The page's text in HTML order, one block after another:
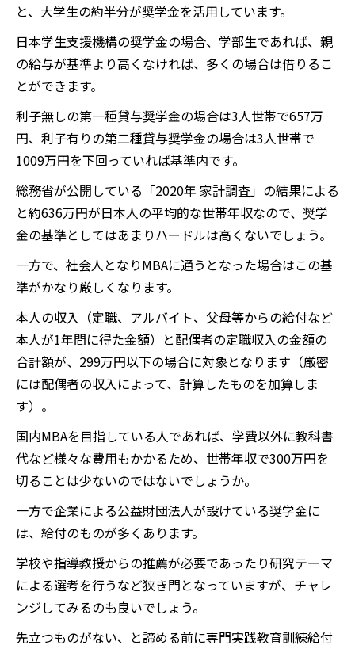
と、大学生の約半分が奨学金を活用しています。
日本学生支援機構の奨学金の場合、学部生であれば、親
の給与が基準より高くなければ、多くの場合は借りるこ
とができます。
利子無しの第一種貸与奨学金の場合は3人世帯で657万
円、利子有りの第二種貸与奨学金の場合は3人世帯で
1009万円を下回っていれば基準内です。
総務省が公開している「2020年 家計調査」の結果による
と約636万円が日本人の平均的な世帯年収なので、奨学
金の基準としてはあまりハードルは高くないでしょう。
一方で、社会人となりMBAに通うとなった場合はこの基
準がかなり厳しくなります。
本人の収入（定職、アルバイト、父母等からの給付など
本人が1年間に得た金額）と配偶者の定職収入の金額の
合計額が、299万円以下の場合に対象となります（厳密
には配偶者の収入によって、計算したものを加算しま
す）。
国内MBAを目指している人であれば、学費以外に教科書
代など様々な費用もかかるため、世帯年収で300万円を
切ることは少ないのではないでしょうか。
一方で企業による公益財団法人が設けている奨学金に
は、給付のものが多くあります。
学校や指導教授からの推薦が必要であったり研究テーマ
による選考を行うなど狭き門となっていますが、チャレ
ンジしてみるのも良いでしょう。
先立つものがない、と諦める前に専門実践教育訓練給付